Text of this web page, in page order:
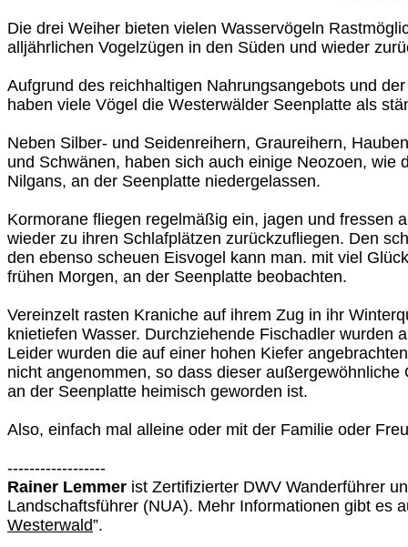
Die drei Weiher bieten vielen Wasservögeln
alljährlichen Vogelzügen in den Süden und wieder
Aufgrund des reichhaltigen Nahrungsangebots und
haben viele Vögel die Westerwälder Seenplatte als
Neben Silber- und Seidenreihern, Graureihern,
und Schwänen, haben sich auch einige Neozoen, wie
Nilgans, an der Seenplatte niedergelassen.
Kormorane fliegen regelmäßig ein, jagen und fressen
wieder zu ihren Schlafplätzen zurückzufliegen. Den
den ebenso scheuen Eisvogel kann man. mit viel
frühen Morgen, an der Seenplatte beobachten.
Vereinzelt rasten Kraniche auf ihrem Zug in ihr
knietiefen Wasser. Durchziehende Fischadler wurden
Leider wurden die auf einer hohen Kiefer
nicht angenommen, so dass dieser außergewöhnliche
an der Seenplatte heimisch geworden ist.
Also, einfach mal alleine oder mit der Familie oder
------------------
Rainer Lemmer ist Zertifizierter DWV Wanderführer
Landschaftsführer (NUA). Mehr Informationen gibt es
Westerwald”.